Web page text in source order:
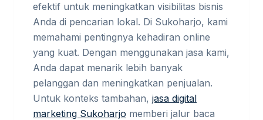
efektif untuk meningkatkan visibilitas bisnis
Anda di pencarian lokal. Di Sukoharjo, kami
memahami pentingnya kehadiran online
yang kuat. Dengan menggunakan jasa kami,
Anda dapat menarik lebih banyak
pelanggan dan meningkatkan penjualan.
Untuk konteks tambahan, jasa digital
marketing Sukoharjo memberi jalur baca